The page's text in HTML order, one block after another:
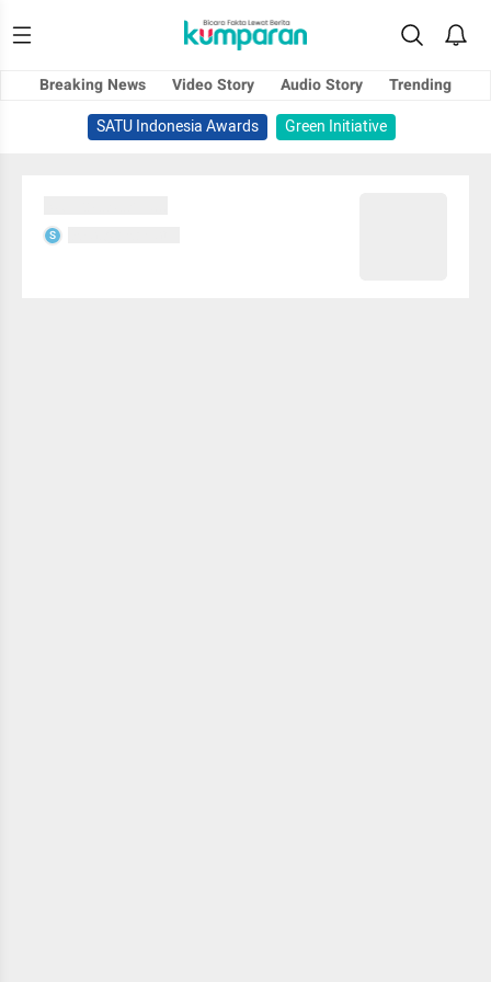
Breaking News Video Story Audio Story
Trending
SATU Indonesia Awards
Green Initiative
S